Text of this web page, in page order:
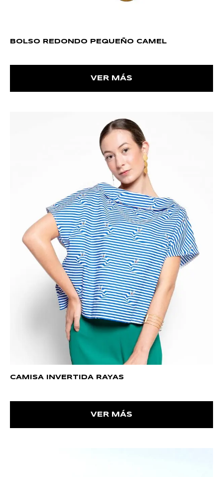
BOLSO REDONDO PEQUEÑO CAMEL
VER MÁS
CAMISA INVERTIDA RAYAS
VER MÁS